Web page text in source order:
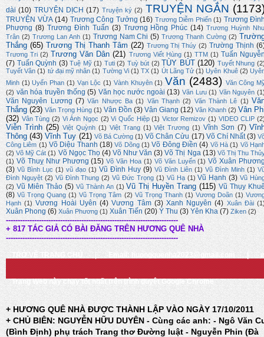
dài (10) TRUYỆN DỊCH (17) Truyện ký (2) TRUYỆN NGẮN
TRUYỆN VỪA (14) Trương Công Tưởng (16) Trương Diễm Phiến (1) Trương
Phượng (8) Trương Đình Tuấn (3) Trương Hồng Phúc (14) Trương Huỳnh
Trân (2) Trương Lan Anh (1) Trương Nam Chi (5) Trương Thanh Cường (2)
Thắng (65) Trương Thị Thanh Tâm (22) Trương Thị Thúy (2) Trường Thịnh
Trương Tri (2) Trương Văn Dân (21) Trương Viết Hùng (1) TTM (1) Tuấn
(7) Tuấn Quỳnh (3) Tuệ Mỹ (1) Tuti (2) Tuỳ bút (2) TÙY BÚT (120) Tuyết Nhung
Tuyết Vân (1) tứ đại mỹ nhân (1) Tường Vi (1) TX (1) Út Lãng Tử (1) Uyên Khuê (2)
Minh (1) Uyển Phan (1) Vạn Lộc (1) Vành Khuyên (1) Văn (2483) Văn Công
(2) văn hóa truyền thống (5) Văn học nước ngoài (13) Văn Lưu (1) Văn Nguyên
Văn Nguyên Lương (7) Văn Nhược Ba (1) Văn Thạnh (2) Văn Thành Lê (1)
Thắng (23) Văn Trọng Hùng (1) Vân Đồn (3) Vân Giang (12) Vân Khanh (2) Vân
(32) Vân Tùng (2) Vi Ánh Ngọc (2) Vi Quốc Hiệp (1) Victor Remizov (1) VIDEO CLIP
Viễn Trình (25) Việt Quỳnh (1) Việt Trang (1) Việt Trương (1) Vĩnh Sơn (7)
Thông (43) Vĩnh Tuy (21) Võ Bá Cường (1) Võ Chân Cửu (17) Võ Chí Nhất (3)
Công Liêm (1) Võ Diệu Thanh (18) Võ Dõng (1) Võ Đông Điền (4) Võ Hà (1) Võ
(2) Võ Mỹ Cát (1) Võ Ngọc Thọ (4) Võ Như Văn (3) Võ Thị Nga (13) Võ Thị Thu
(1) Võ Thuỵ Như Phương (15) Võ Văn Hoa (1) Võ Văn Luyến (1) Võ Xuân
(3) Vũ Bình Lục (1) vũ đạo (1) Vũ Đình Huy (9) Vũ Đình Liên (1) Vũ Đình Minh (1)
Đình Nguyệt (2) Vũ Đình Thung (2) Vũ Đức Trọng (1) Vũ Hạ (1) Vũ Hạnh (3) Vũ
(2) Vũ Miên Thảo (5) Vũ Thành An (1) Vũ Thị Huyền Trang (115) Vũ Thụy
(8) Vũ Trọng Quang (1) Vũ Trọng Tâm (2) Vũ Trọng Thanh (1) Vương Doãn (1)
Hạnh (1) Vương Hoài Uyên (4) Vương Tâm (3) Xanh Nguyên (4) Xuân Đài
Xuân Phong (6) Xuân Phương (1) Xuân Tiến (20) Ý Thu (3) Yên Kha (7) Ziken (2)
-------------------------------------------------------------------------
+ 817 TÁC GIẢ CÓ BÀI ĐĂNG TRÊN HƯƠNG QUÊ NHÀ
-------------------------------------------------------------------------
TRỞ VỀ TRANG CHỦ Email: huongquenha2023@gmail.com
Trang Web này chạy tốt nhất trên trình duyệt Google Chrome
+ HƯƠNG QUÊ NHÀ ĐƯỢC THÀNH LẬP VÀO NGÀY 17/10/2011
+ CHỦ BIÊN: NGUYỄN HỮU DUYÊN - Cùng các anh: - Ngô Văn
(Bình Định) phụ trách Trang thơ Đường luật - Nguyễn Phin (Đà